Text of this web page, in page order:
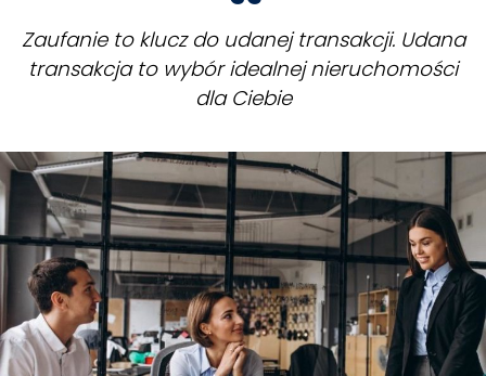
Zaufanie to klucz do udanej transakcji. Udana
transakcja to wybór idealnej nieruchomości
dla Ciebie